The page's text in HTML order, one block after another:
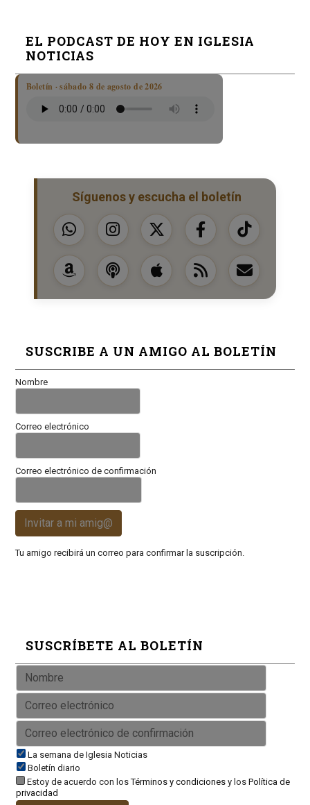
EL PODCAST DE HOY EN IGLESIA
NOTICIAS
Boletín · sábado 8 de agosto de 2026
Síguenos y escucha el boletín
SUSCRIBE A UN AMIGO AL BOLETÍN
Nombre
Correo electrónico
Correo electrónico de confirmación
Invitar a mi amig@
Tu amigo recibirá un correo para confirmar la suscripción.
SUSCRÍBETE AL BOLETÍN
La semana de Iglesia Noticias
Boletín diario
Estoy de acuerdo con losTérminos y condicionesy los Política de
privacidad